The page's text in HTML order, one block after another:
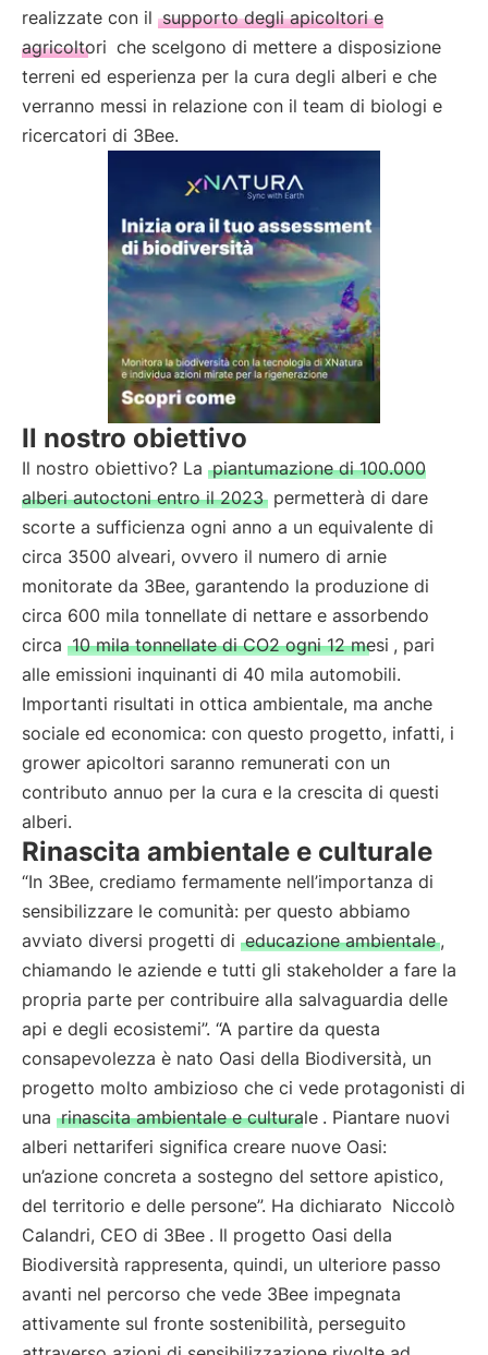
realizzate con il supporto degli apicoltori e
agricoltori che scelgono di mettere a disposizione
terreni ed esperienza per la cura degli alberi e che
verranno messi in relazione con il team di biologi e
ricercatori di 3Bee.
Il nostro obiettivo
Il nostro obiettivo? La piantumazione di 100.000
alberi autoctoni entro il 2023 permetterà di dare
scorte a sufficienza ogni anno a un equivalente di
circa 3500 alveari, ovvero il numero di arnie
monitorate da 3Bee, garantendo la produzione di
circa 600 mila tonnellate di nettare e assorbendo
circa 10 mila tonnellate di CO2 ogni 12 mesi , pari
alle emissioni inquinanti di 40 mila automobili.
Importanti risultati in ottica ambientale, ma anche
sociale ed economica: con questo progetto, infatti, i
grower apicoltori saranno remunerati con un
contributo annuo per la cura e la crescita di questi
alberi.
Rinascita ambientale e culturale
“In 3Bee, crediamo fermamente nell’importanza di
sensibilizzare le comunità: per questo abbiamo
avviato diversi progetti di educazione ambientale ,
chiamando le aziende e tutti gli stakeholder a fare la
propria parte per contribuire alla salvaguardia delle
api e degli ecosistemi”. “A partire da questa
consapevolezza è nato Oasi della Biodiversità, un
progetto molto ambizioso che ci vede protagonisti di
una rinascita ambientale e culturale . Piantare nuovi
alberi nettariferi significa creare nuove Oasi:
un’azione concreta a sostegno del settore apistico,
del territorio e delle persone”. Ha dichiarato Niccolò
Calandri, CEO di 3Bee . Il progetto Oasi della
Biodiversità rappresenta, quindi, un ulteriore passo
avanti nel percorso che vede 3Bee impegnata
attivamente sul fronte sostenibilità, perseguito